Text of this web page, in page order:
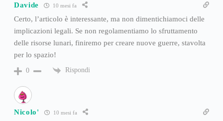
Davide 10 mesi fa
Certo, l’articolo è interessante, ma non dimentichiamoci delle
implicazioni legali. Se non regolamentiamo lo sfruttamento
delle risorse lunari, finiremo per creare nuove guerre, stavolta
per lo spazio!
0 Rispondi
Nicolo' 10 mesi fa